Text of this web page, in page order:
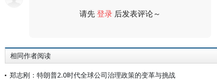
请先登录 后发表评论～
相同作者阅读
郑志刚：特朗普2.0时代全球公司治理政策的变革与挑战